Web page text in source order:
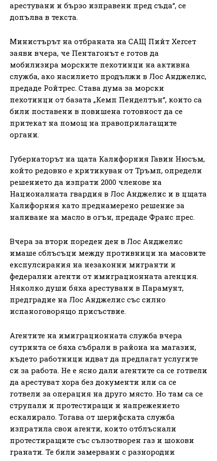
арестувани и бързо изправени пред съда“, се
допълва в текста.
Министърът на отбраната на САЩ Пийт Хегсет
заяви вчера, че Пентагонът е готов да
мобилизира морските пехотинци на активна
служба, ако насилието продължи в Лос Анджелис,
предаде Ройтрес. Става дума за морски
пехотинци от базата „Кемп Пенделтън“, които са
били поставени в повишена готовност да се
притекат на помощ на правоприлагащите
органи.
Губернаторът на щата Калифорния Гавин Нюсъм,
който редовно е критикуван от Тръмп, определи
решението да изпрати 2000 членове на
Националната гвардия в Лос Анджелис и в цщата
Калифорния като преднамерено решение за
наливане на масло в огън, предаде Франс прес.
Вчера за втори пореден ден в Лос Анджелис
имаше сблъсъци между противници на масовите
експулсирания на незаконни мигранти и
федерални агенти от имиграционната агенция.
Няколко души бяха арестувани в Парамунт,
предградие на Лос Анджелис със силно
испаноговорящо присъствие.
Агентите на имиграционната служба вчера
сутринта се бяха събрали в района на магазин,
където работници идват да предлагат услугите
си за работа. Не е ясно дали агентите са се готвели
да арестуват хора без документи или са се
готвели за операция на друго място. Но там са се
струпали и протестиращи и напрежението
ескалирало. Тогава от шерифската служба
изпратила свои агенти, които отблъснали
протестиращите със сълзотворен газ и шокови
гранати. Те били замервани с разнородни